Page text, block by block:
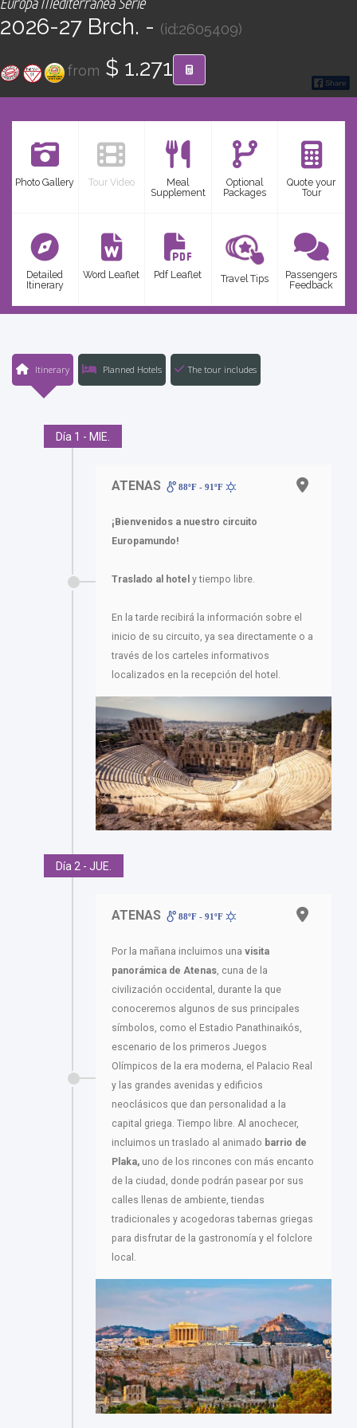
Find your Tour
2026-27 Brch. - (id:2605409)
from $ 1.271
Photo Gallery Tour Video
Meal
Supplement
Optional
Packages
Quote your
Tour
Detailed
Itinerary
Word Leaflet Pdf Leaflet Travel Tips
Passengers
Feedback
Itinerary Planned Hotels The tour includes
Día 1 - MIE.
ATENAS 88ºF - 91ºF
¡Bienvenidos a nuestro circuito
Europamundo!
Traslado al hotel y tiempo libre.
En la tarde recibirá la información sobre el
inicio de su circuito, ya sea directamente o a
través de los carteles informativos
localizados en la recepción del hotel.
Día 2 - JUE.
ATENAS 88ºF - 91ºF
Por la mañana incluimos una visita
panorámica de Atenas, cuna de la
civilización occidental, durante la que
conoceremos algunos de sus principales
símbolos, como el Estadio Panathinaikós,
escenario de los primeros Juegos
Olímpicos de la era moderna, el Palacio Real
y las grandes avenidas y edificios
neoclásicos que dan personalidad a la
capital griega. Tiempo libre. Al anochecer,
incluimos un traslado al animado barrio de
Plaka, uno de los rincones con más encanto
de la ciudad, donde podrán pasear por sus
calles llenas de ambiente, tiendas
tradicionales y acogedoras tabernas griegas
para disfrutar de la gastronomía y el folclore
local.